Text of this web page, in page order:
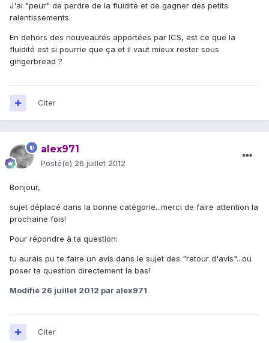
J'ai "peur" de perdre de la fluidité et de gagner des petits
ralentissements.
En dehors des nouveautés apportées par ICS, est ce que la
fluidité est si pourrie que ça et il vaut mieux rester sous
gingerbread ?
Citer
alex971
Posté(e) 26 juillet 2012
Bonjour,
sujet déplacé dans la bonne catégorie...merci de faire attention la
prochaine fois!
Pour répondre à ta question:
tu aurais pu te faire un avis dans le sujet des "retour d'avis"...ou
poser ta question directement la bas!
Modifié 26 juillet 2012 par alex971
Citer